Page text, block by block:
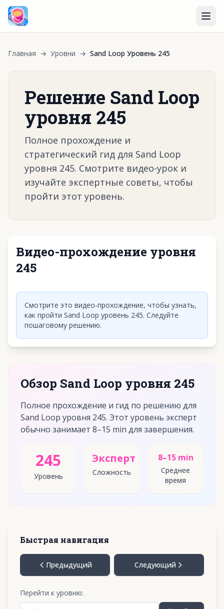
Главная → Уровни → Sand Loop Уровень 245
Решение Sand Loop
уровня 245
Полное прохождение и
стратегический гид для Sand Loop
уровня 245. Смотрите видео-урок и
изучайте экспертные советы, чтобы
пройти этот уровень.
Видео-прохождение уровня
245
Смотрите это видео-прохождение, чтобы узнать,
как пройти Sand Loop уровень 245. Следуйте
пошаговому решению.
Обзор Sand Loop уровня 245
Полное прохождение и гид по решению для
Sand Loop уровня 245. Этот уровень эксперт
обычно занимает 8–15 min для завершения.
245
Уровень
Эксперт
Сложность
8–15 min
Среднее
время
Быстрая навигация
Предыдущий Следующий
Перейти к уровню: